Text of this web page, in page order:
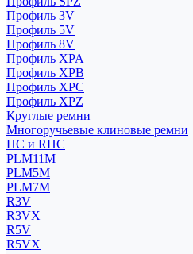
Профиль 3V
Профиль 5V
Профиль 8V
Профиль XPA
Профиль XPB
Профиль XPC
Профиль XPZ
Круглые ремни
Многоручьевые клиновые ремни
HC и RHC
PLM11M
PLM5M
PLM7M
R3V
R3VX
R5V
R5VX